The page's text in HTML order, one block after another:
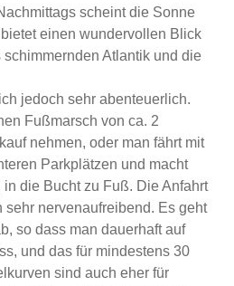
scheint die Sonne
einen wundervollen Blick
Atlantik und die
jedoch sehr abenteuerlich.
Fußmarsch von ca. 2
nehmen, oder man fährt mit
Parkplätzen und macht
die Bucht zu Fuß. Die Anfahrt
sehr nervenaufreibend. Es geht
so dass man dauerhaft auf
und das für mindestens 30
sind auch eher für